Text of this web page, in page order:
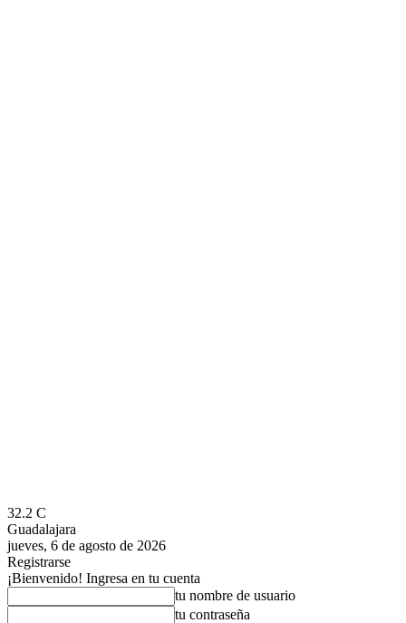
32.2 C
Guadalajara
jueves, 6 de agosto de 2026
Registrarse
¡Bienvenido! Ingresa en tu cuenta
tu nombre de usuario
tu contraseña